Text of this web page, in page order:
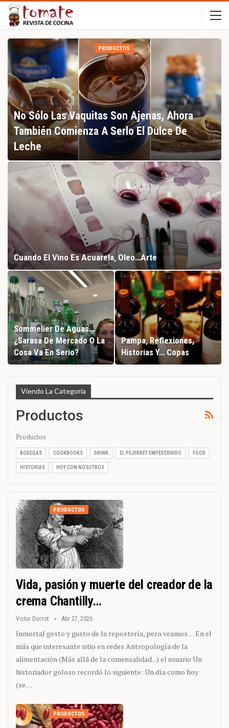
PRODUCTOS
No Sólo Las Vaquitas Son Ajenas, Ahora
También Comienza A Serlo El Dulce De
Leche
Cuando El Vino Es Acuarela, Oleo…arte
Sommelier De Aguas…
¿Sarasa De Mercado O La
Cosa Va En Serio?
Pampa, Reflexiones,
Historias Y… Copas
Viendo La Categoría
Productos
Productos
BODEGAS COOKBOOKS DRINK EL PEJERREY EMPEDERNIDO FOOD
HISTORIAS HOY CON NOSOTROS
PRODUCTOS
Vida, pasión y muerte del creador de la
crema Chantilly…
Victor Ducrot Abr 27, 2026
Inmortal gesto y gusto de la repostería, pero veamos… En el
más que interesante sitio en redes Antropología de la
alimentación (Más allá de la comensalidad...) el usuario Un
historiador goloso recordó lo siguiente: Un día como hoy
(se…
PRODUCTOS